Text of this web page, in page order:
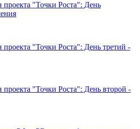
"Точки Роста": День
"Точки Роста": День третий -
"Точки Роста": День второй -